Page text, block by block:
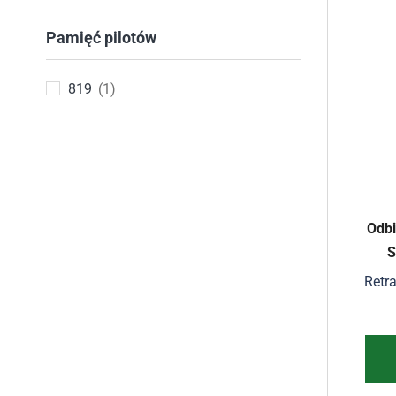
Pamięć pilotów
819 (1)